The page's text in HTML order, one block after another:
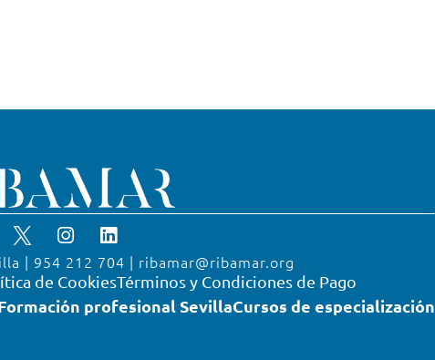
| 954 212 704 | ribamar@ribamar.org
de CookiesTérminos y Condiciones de Pago
profesional SevillaCursos de especialización